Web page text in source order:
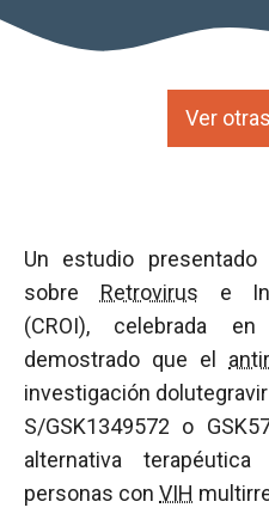
Ver
Un estudio
sobre Retrovirus e
(CROI), celebrada
demostrado que el
investigación
S/GSK1349572 o
alternativa
personas con VIH